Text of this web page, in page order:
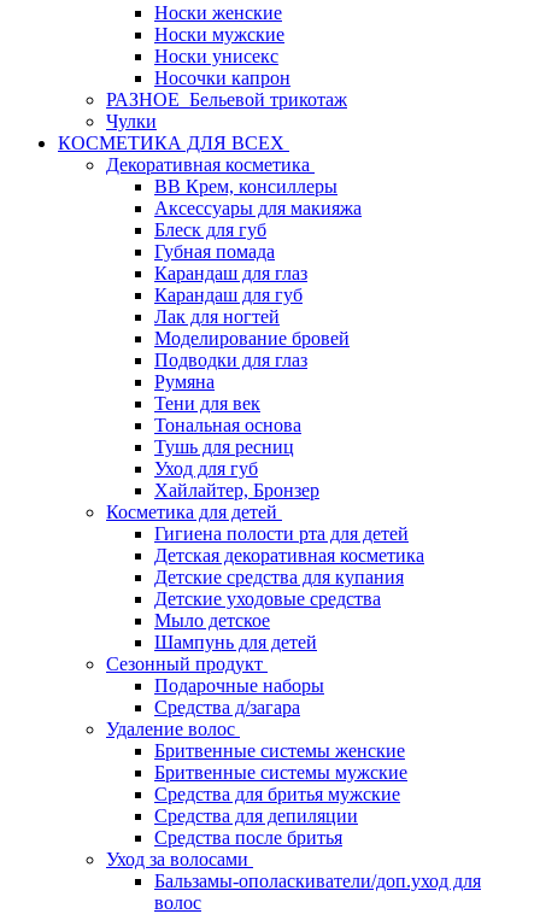
Носки женские
Носки мужские
Носки унисекс
Носочки капрон
РАЗНОЕ_Бельевой трикотаж
Чулки
КОСМЕТИКА ДЛЯ ВСЕХ
Декоративная косметика
BB Крем, консиллеры
Аксессуары для макияжа
Блеск для губ
Губная помада
Карандаш для глаз
Карандаш для губ
Лак для ногтей
Моделирование бровей
Подводки для глаз
Румяна
Тени для век
Тональная основа
Тушь для ресниц
Уход для губ
Хайлайтер, Бронзер
Косметика для детей
Гигиена полости рта для детей
Детская декоративная косметика
Детские средства для купания
Детские уходовые средства
Мыло детское
Шампунь для детей
Сезонный продукт
Подарочные наборы
Средства д/загара
Удаление волос
Бритвенные системы женские
Бритвенные системы мужские
Средства для бритья мужские
Средства для депиляции
Средства после бритья
Уход за волосами
Бальзамы-ополаскиватели/доп.уход для
волос